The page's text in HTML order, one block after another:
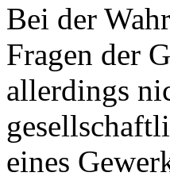
Bei der
Fragen der
allerdings
eines